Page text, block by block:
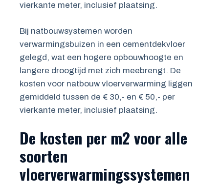
vierkante meter, inclusief plaatsing.
Bij natbouwsystemen worden
verwarmingsbuizen in een cementdekvloer
gelegd, wat een hogere opbouwhoogte en
langere droogtijd met zich meebrengt. De
kosten voor natbouw vloerverwarming liggen
gemiddeld tussen de € 30,- en € 50,- per
vierkante meter, inclusief plaatsing.
De kosten per m2 voor alle
soorten
vloerverwarmingssystemen